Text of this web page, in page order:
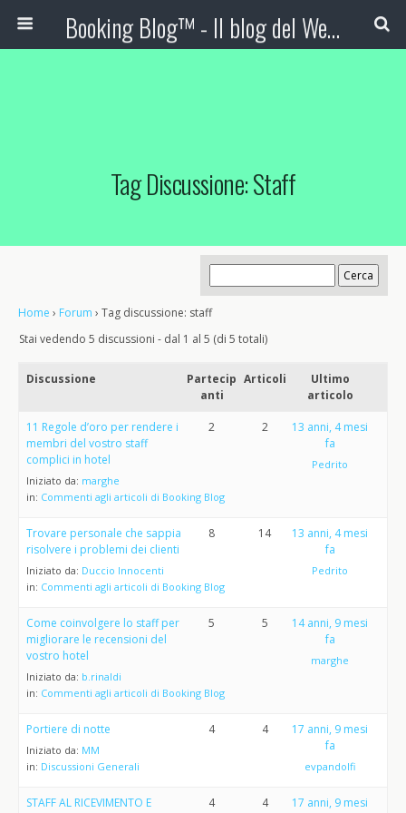
Booking Blog™ - Il blog del Web Marketing Turistico
Tag Discussione: Staff
Home › Forum › Tag discussione: staff
Stai vedendo 5 discussioni - dal 1 al 5 (di 5 totali)
Discussione
Partecip
anti
Articoli
Ultimo
articolo
11 Regole d’oro per rendere i
membri del vostro staff
complici in hotel
Iniziato da: marghe
in: Commenti agli articoli di Booking Blog
2 2
13 anni, 4 mesi
fa
Pedrito
Trovare personale che sappia
risolvere i problemi dei clienti
Iniziato da: Duccio Innocenti
in: Commenti agli articoli di Booking Blog
8 14
13 anni, 4 mesi
fa
Pedrito
Come coinvolgere lo staff per
migliorare le recensioni del
vostro hotel
Iniziato da: b.rinaldi
in: Commenti agli articoli di Booking Blog
5 5
14 anni, 9 mesi
fa
marghe
Portiere di notte
Iniziato da: MM
in: Discussioni Generali
4 4
17 anni, 9 mesi
fa
evpandolfi
STAFF AL RICEVIMENTO E
4 4
17 anni, 9 mesi